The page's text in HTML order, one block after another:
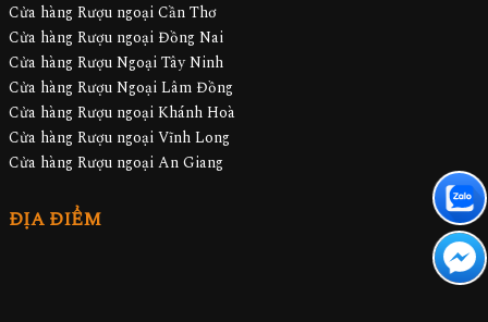
Cửa hàng Rượu ngoại Cần Thơ
Cửa hàng Rượu ngoại Đồng Nai
Cửa hàng Rượu Ngoại Tây Ninh
Cửa hàng Rượu Ngoại Lâm Đồng
Cửa hàng Rượu ngoại Khánh Hoà
Cửa hàng Rượu ngoại Vĩnh Long
Cửa hàng Rượu ngoại An Giang
ĐỊA ĐIỂM